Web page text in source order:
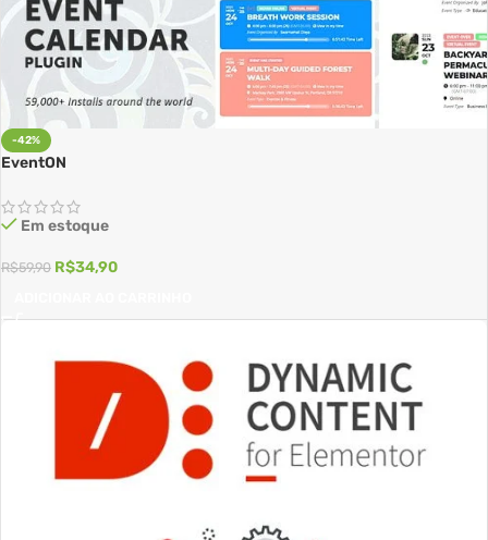
-42%
EventON
Em estoque
R$59,90 R$34,90